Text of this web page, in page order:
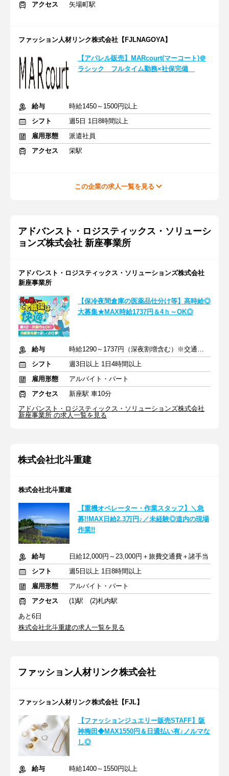
アクセス
矢場町駅
ファッション人材リンク株式会社【FJLNAGOYA】
【アパレル販売】MARcourt(マーコート)＠
ラシック フルタイム勤務×社保完備
給与
時給1450～1500円以上
シフト
週5日 1日8時間以上
雇用形態
派遣社員
アクセス
栄駅
この企業の求人一覧を見る
アドバンスト・ロジスティックス・ソリューシ
ョンズ株式会社 新座事業所
アドバンスト・ロジスティックス・ソリューションズ株式会社
新座事業所
【保冷夜間倉庫の医薬品仕分け等】高時給◎
大募集★MAX時給1737円＆4ｈ～OK◎
給与
時給1290～1737円（深夜割増含む）※交通費全額支給
シフト
週3日以上 1日4時間以上
雇用形態
アルバイト・パート
アクセス
新座駅 車10分
アドバンスト・ロジスティックス・ソリューションズ株式会社
新座事業所 の求人一覧を見る
株式会社北斗重建
株式会社北斗重建
【重機オペレーター・作業スタッフ】＼急
募!!MAX日給2.3万円♪／未経験◎道内の現場
作業!!
給与
日給12,000円～23,000円＋旅費交通費＋諸手当
シフト
週5日以上 1日8時間以上
雇用形態
アルバイト・パート
アクセス
(1)駅 (2)札内駅
あと6日
株式会社北斗重建の求人一覧を見る
ファッション人材リンク株式会社
ファッション人材リンク株式会社【FJL】
【ファッションジュエリー販売STAFF】阪
神梅田◆MAX1550円＆日週払い有♪ノルマな
し◎
給与 時給1400～1550円以上